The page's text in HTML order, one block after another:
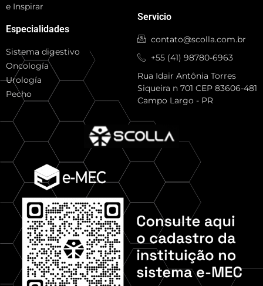
e Inspirar
Especialidades
Sistema digestivo
Oncología
Urología
Pecho
Servicio
contato@scolla.com.br
+55 (41) 98780-6963
Rua Idair Antônia Torres
Siqueira n 701 CEP 83606-481
Campo Largo - PR